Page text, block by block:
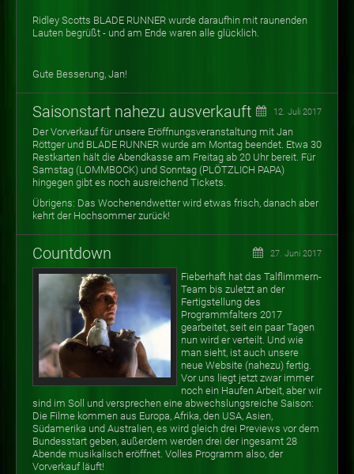
Ridley Scotts BLADE RUNNER wurde daraufhin mit raunenden
Lauten begrüßt - und am Ende waren alle glücklich.
Gute Besserung, Jan!
Saisonstart nahezu ausverkauft 12. Juli 2017
Der Vorverkauf für unsere Eröffnungsveranstaltung mit Jan
Röttger und BLADE RUNNER wurde am Montag beendet. Etwa 30
Restkarten hält die Abendkasse am Freitag ab 20 Uhr bereit. Für
Samstag (LOMMBOCK) und Sonntag (PLÖTZLICH PAPA)
hingegen gibt es noch ausreichend Tickets.
Übrigens: Das Wochenendwetter wird etwas frisch, danach aber
kehrt der Hochsommer zurück!
Countdown 27. Juni 2017
Fieberhaft hat das Talflimmern-
Team bis zuletzt an der
Fertigstellung des
Programmfalters 2017
gearbeitet, seit ein paar Tagen
nun wird er verteilt. Und wie
man sieht, ist auch unsere
neue Website (nahezu) fertig.
Vor uns liegt jetzt zwar immer
noch ein Haufen Arbeit, aber wir
sind im Soll und versprechen eine abwechslungsreiche Saison:
Die Filme kommen aus Europa, Afrika, den USA, Asien,
Südamerika und Australien, es wird gleich drei Previews vor dem
Bundesstart geben, außerdem werden drei der ingesamt 28
Abende musikalisch eröffnet. Volles Programm also, der
Vorverkauf läuft!